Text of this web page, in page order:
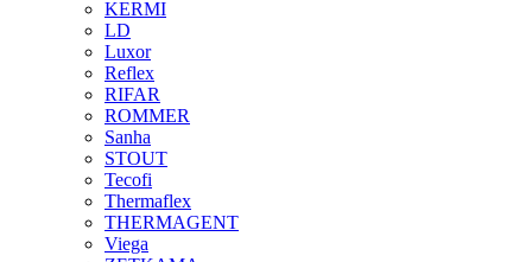
KERMI
LD
Luxor
Reflex
RIFAR
ROMMER
Sanha
STOUT
Tecofi
Thermaflex
THERMAGENT
Viega